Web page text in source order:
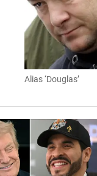
Alias ‘Douglas’